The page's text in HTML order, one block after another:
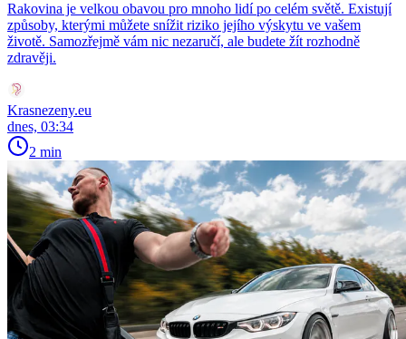
Rakovina je velkou obavou pro mnoho lidí po celém světě. Existují
způsoby, kterými můžete snížit riziko jejího výskytu ve vašem
životě. Samozřejmě vám nic nezaručí, ale budete žít rozhodně
zdravěji.
Krasnezeny.eu
dnes, 03:34
2 min